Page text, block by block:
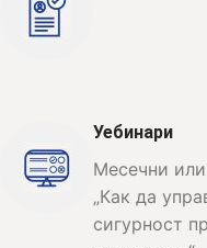
Уебинари
Месечни
„Как да
сигурност